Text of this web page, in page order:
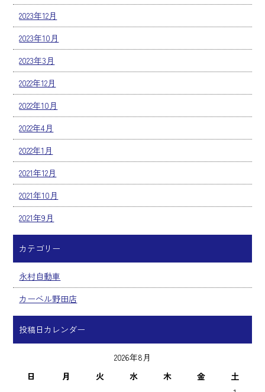
2023年12月
2023年10月
2023年3月
2022年12月
2022年10月
2022年4月
2022年1月
2021年12月
2021年10月
2021年9月
カテゴリー
永村自動車
カーベル野田店
投稿日カレンダー
2026年8月
日
月 火 水 木 金
土